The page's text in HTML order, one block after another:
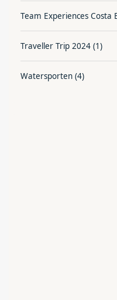
Team Experiences Costa
Traveller Trip 2024 (1)
Watersporten (4)